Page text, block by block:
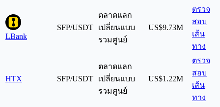
LBank
SFP/USDT
ตลาดแลก
เปลี่ยนแบบ
รวมศูนย์
US$9.73M
ตรวจ
สอบ
เส้น
ทาง
HTX SFP/USDT
ตลาดแลก
เปลี่ยนแบบ
รวมศูนย์
US$1.22M
ตรวจ
สอบ
เส้น
ทาง